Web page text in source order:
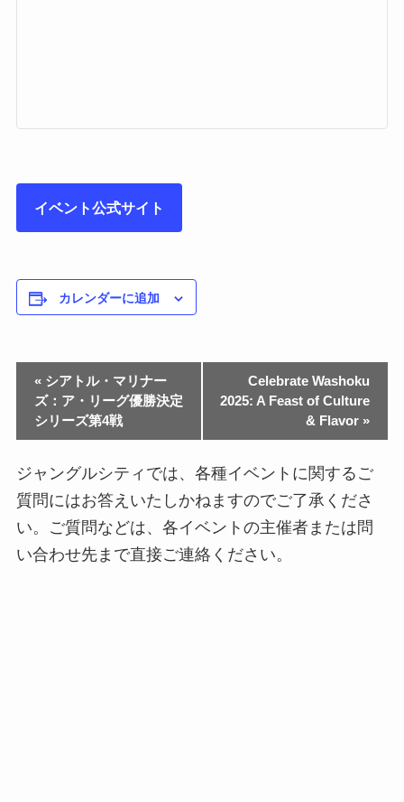
イベント公式サイト
カレンダーに追加
«シアトル・マリナー
ズ：ア・リーグ優勝決定
シリーズ第4戦
Celebrate Washoku
2025: A Feast of Culture
& Flavor »
ジャングルシティでは、各種イベントに関するご
質問にはお答えいたしかねますのでご了承くださ
い。ご質問などは、各イベントの主催者または問
い合わせ先まで直接ご連絡ください。